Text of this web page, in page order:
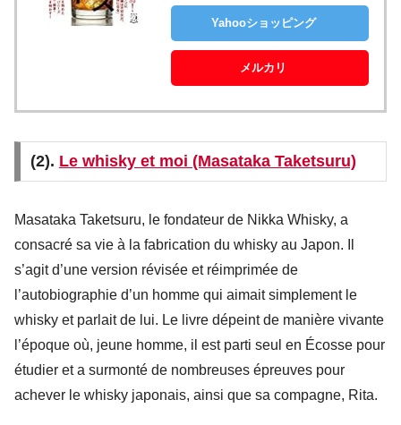
Yahooショッピング
メルカリ
(2). Le whisky et moi (Masataka Taketsuru)
Masataka Taketsuru, le fondateur de Nikka Whisky, a
consacré sa vie à la fabrication du whisky au Japon. Il
s’agit d’une version révisée et réimprimée de
l’autobiographie d’un homme qui aimait simplement le
whisky et parlait de lui. Le livre dépeint de manière vivante
l’époque où, jeune homme, il est parti seul en Écosse pour
étudier et a surmonté de nombreuses épreuves pour
achever le whisky japonais, ainsi que sa compagne, Rita.